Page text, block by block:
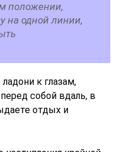
положении,
на одной линии,
к глазам,
собой вдаль, в
отдых и